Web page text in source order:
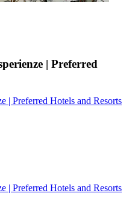
| Preferred
| Preferred Hotels and Resorts
| Preferred Hotels and Resorts